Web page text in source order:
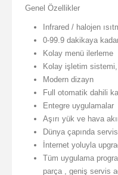
Genel Özellikler
Infrared / halojen
0-99.9 dakikaya
Kolay menü ilerleme
Kolay işletim sistemi,
Modern dizayn
Full otomatik dahili
Entegre uygulamalar
Aşırı yük ve hava
Dünya çapında servis
İnternet yoluyla
Tüm uygulama
parça , geniş servis